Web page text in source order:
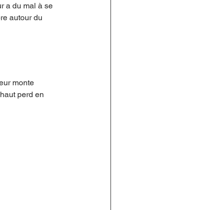
a du mal à se
autour du
monte
perd en